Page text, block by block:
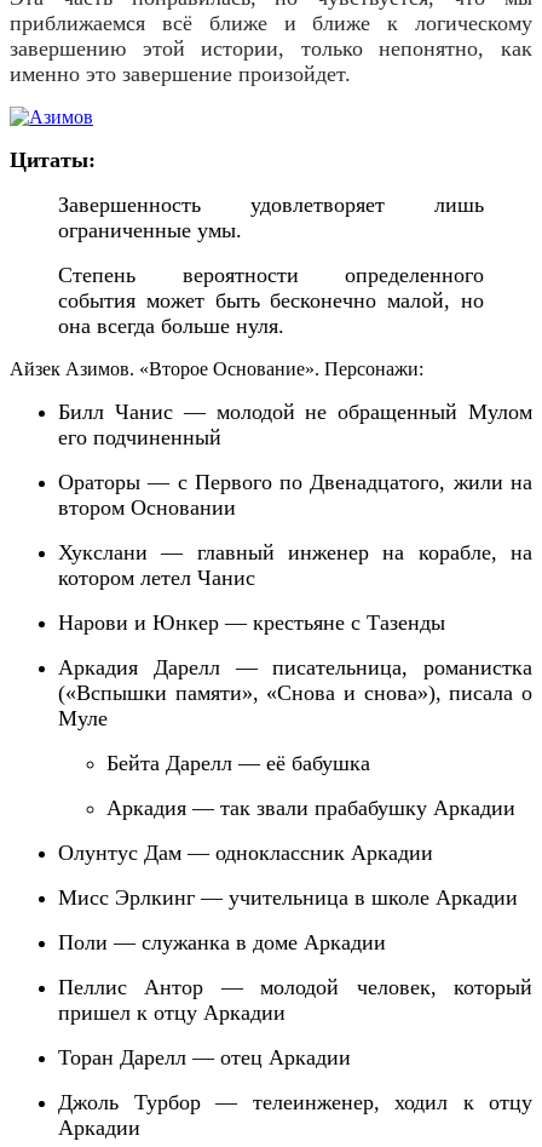
приближаемся всё ближе и ближе к логическому
завершению этой истории, только непонятно, как
именно это завершение произойдет.
Цитаты:
Завершенность удовлетворяет лишь
ограниченные умы.
Степень вероятности определенного
события может быть бесконечно малой, но
она всегда больше нуля.
Айзек Азимов. «Второе Основание». Персонажи:
Билл Чанис — молодой не обращенный Мулом
его подчиненный
Ораторы — с Первого по Двенадцатого, жили на
втором Основании
Хукслани — главный инженер на корабле, на
котором летел Чанис
Нарови и Юнкер — крестьяне с Тазенды
Аркадия Дарелл — писательница, романистка
(«Вспышки памяти», «Снова и снова»), писала о
Муле
Бейта Дарелл — её бабушка
Аркадия — так звали прабабушку Аркадии
Олунтус Дам — одноклассник Аркадии
Мисс Эрлкинг — учительница в школе Аркадии
Поли — служанка в доме Аркадии
Пеллис Антор — молодой человек, который
пришел к отцу Аркадии
Торан Дарелл — отец Аркадии
Джоль Турбор— телеинженер, ходил к отцу
Аркадии